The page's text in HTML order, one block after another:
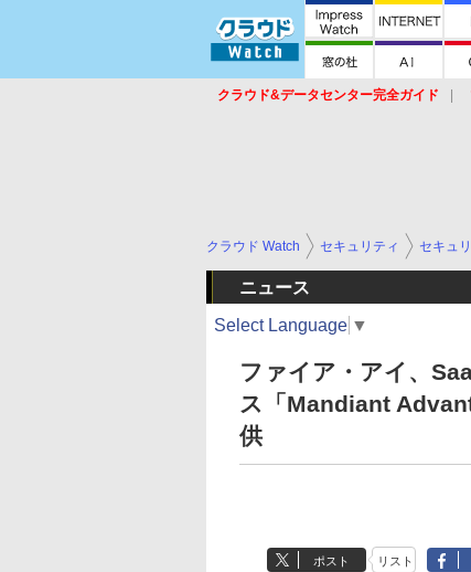
クラウド&データセンター完全ガイド
クラウド Watch セキュリティ セキュ
ニュース
Select Language ▼
ファイア・アイ、
ス「Mandiant
供
ポスト リスト